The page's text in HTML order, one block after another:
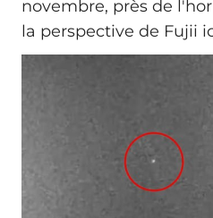
novembre, près de
la perspective de Fujii